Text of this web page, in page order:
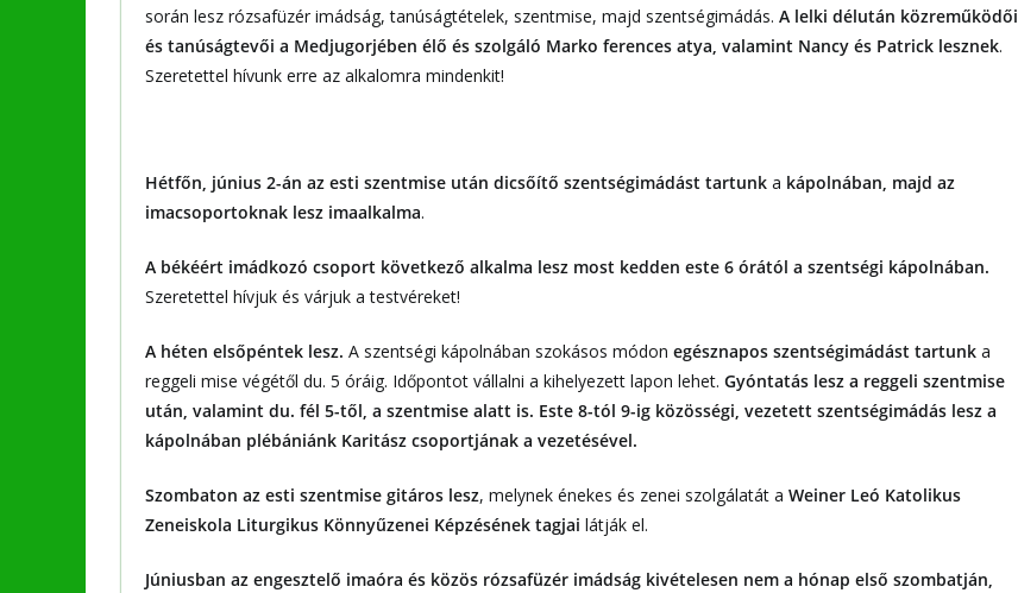
során lesz rózsafüzér imádság, tanúságtételek, szentmise, majd szentségimádás. A lelki délután közreműködői
és tanúságtevői a Medjugorjében élő és szolgáló Marko ferences atya, valamint Nancy és Patrick lesznek.
Szeretettel hívunk erre az alkalomra mindenkit!
Hétfőn, június 2-án az esti szentmise után dicsőítő szentségimádást tartunk a kápolnában, majd az
imacsoportoknak lesz imaalkalma.
A békéért imádkozó csoport következő alkalma lesz most kedden este 6 órától a szentségi kápolnában.
Szeretettel hívjuk és várjuk a testvéreket!
A héten elsőpéntek lesz. A szentségi kápolnában szokásos módon egésznapos szentségimádást tartunk a
reggeli mise végétől du. 5 óráig. Időpontot vállalni a kihelyezett lapon lehet. Gyóntatás lesz a reggeli szentmise
után, valamint du. fél 5-től, a szentmise alatt is. Este 8-tól 9-ig közösségi, vezetett szentségimádás lesz a
kápolnában plébániánk Karitász csoportjának a vezetésével.
Szombaton az esti szentmise gitáros lesz, melynek énekes és zenei szolgálatát a Weiner Leó Katolikus
Zeneiskola Liturgikus Könnyűzenei Képzésének tagjai látják el.
Júniusban az engesztelő imaóra és közös rózsafüzér imádság kivételesen nem a hónap első szombatján,